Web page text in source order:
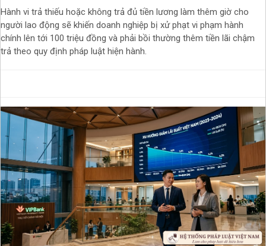
Hành vi trả thiếu hoặc không trả đủ tiền lương làm thêm giờ cho
người lao động sẽ khiến doanh nghiệp bị xử phạt vi phạm hành
chính lên tới 100 triệu đồng và phải bồi thường thêm tiền lãi chậm
trả theo quy định pháp luật hiện hành.